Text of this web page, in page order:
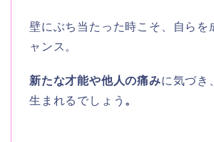
壁にぶち当たった時こそ、自らを
ャンス。
新たな才能や他人の痛みに気づき
生まれるでしょう 。